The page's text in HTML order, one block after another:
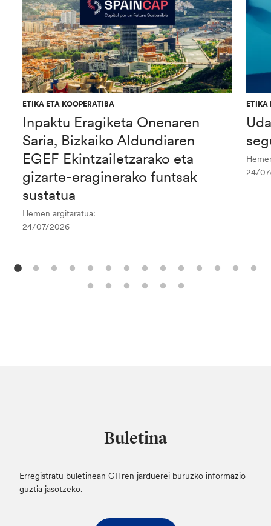
ETIKA ETA KOOPERATIBA
Inpaktu Eragiketa Onenaren
Saria, Bizkaiko Aldundiaren
EGEF Ekintzailetzarako eta
gizarte-eraginerako funtsak
sustatua
Hemen argitaratua:
24/07/2026
ETIKA
24/
Buletina
Erregistratu buletinean GITren jarduerei buruzko informazio
guztia jasotzeko.